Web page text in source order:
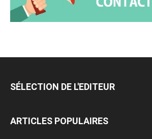
SÉLECTION DE L'EDITEUR
ARTICLES POPULAIRES